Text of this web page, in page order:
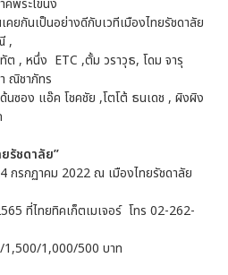
ยกันเป็นอย่างดีกับเวทีเมืองไทยรัชดาลัย
,
, หนึ่ง ETC ,ตั้ม วราวุธ, โดม จารุ
ณิชาภัทร
นซอง แอ๊ค โชคชัย ,โตโต้ ธนเดช , ผิงผิง
รัชดาลัย”
กรกฏาคม 2022 ณ เมืองไทยรัชดาลัย
ที่ไทยทิคเก็ตเมเจอร์ โทร 02-262-
1,000/500 บาท